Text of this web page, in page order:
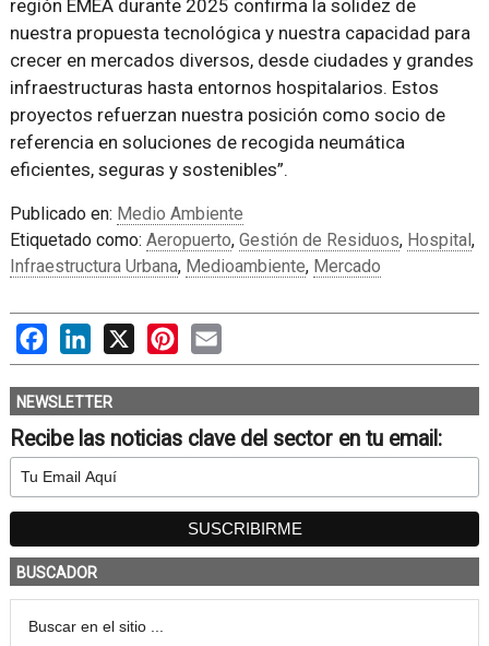
región EMEA durante 2025 confirma la solidez de
nuestra propuesta tecnológica y nuestra capacidad para
crecer en mercados diversos, desde ciudades y grandes
infraestructuras hasta entornos hospitalarios. Estos
proyectos refuerzan nuestra posición como socio de
referencia en soluciones de recogida neumática
eficientes, seguras y sostenibles”.
Publicado en: Medio Ambiente
Etiquetado como: Aeropuerto, Gestión de Residuos, Hospital,
Infraestructura Urbana, Medioambiente, Mercado
FacebookLinkedIn
X PinterestEmail
NEWSLETTER
Recibe las noticias clave del sector en tu email:
BUSCADOR